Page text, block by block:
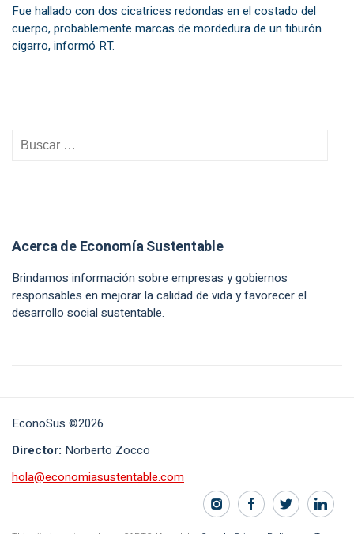
Fue hallado con dos cicatrices redondas en el costado del
cuerpo, probablemente marcas de mordedura de un tiburón
cigarro, informó RT.
Acerca de Economía Sustentable
Brindamos información sobre empresas y gobiernos
responsables en mejorar la calidad de vida y favorecer el
desarrollo social sustentable.
EconoSus ©2026
Director: Norberto Zocco
hola@economiasustentable.com